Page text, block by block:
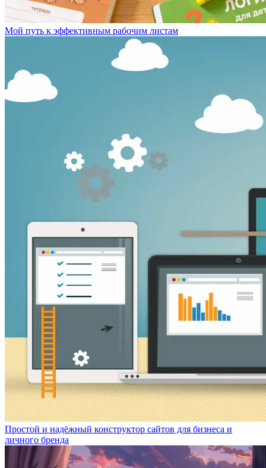
Мой путь к эффективным рабочим листам
Простой и надёжный конструктор сайтов для бизнеса и
личного бренда